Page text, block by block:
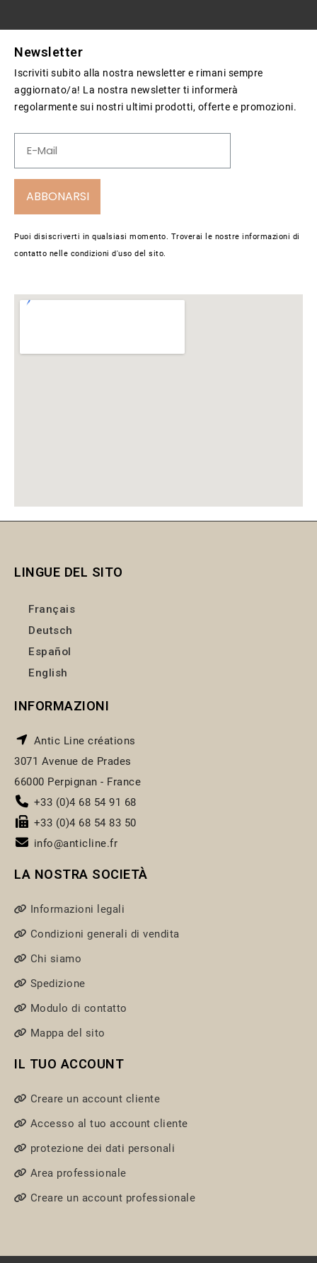
Newsletter
Iscriviti subito alla nostra newsletter e rimani sempre
aggiornato/a! La nostra newsletter ti informerà
regolarmente sui nostri ultimi prodotti, offerte e promozioni.
ABBONARSI
Puoi disiscriverti in qualsiasi momento. Troverai le nostre informazioni di
contatto nelle condizioni d'uso del sito.
LINGUE DEL SITO
Français
Deutsch
Español
English
INFORMAZIONI
Antic Line créations
3071 Avenue de Prades
66000 Perpignan - France
+33 (0)4 68 54 91 68
+33 (0)4 68 54 83 50
info@anticline.fr
LA NOSTRA SOCIETÀ
Informazioni legali
Condizioni generali di vendita
Chi siamo
Spedizione
Modulo di contatto
Mappa del sito
IL TUO ACCOUNT
Creare un account cliente
Accesso al tuo account cliente
protezione dei dati personali
Area professionale
Creare un account professionale